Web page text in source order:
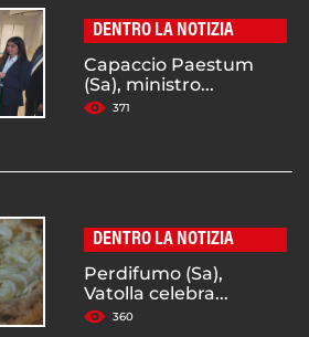
DENTRO LA NOTIZIA
Capaccio Paestum
(Sa), ministro...
371
DENTRO LA NOTIZIA
Perdifumo (Sa),
Vatolla celebra...
360